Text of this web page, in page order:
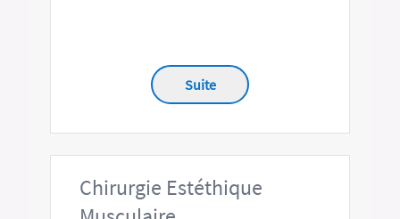
Suite
Chirurgie Estéthique